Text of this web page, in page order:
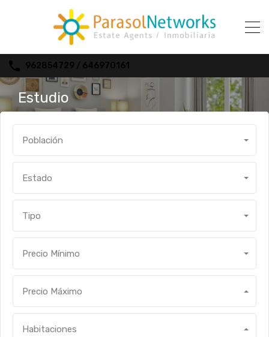
962854729 / 646970161
Estudio
Población
Estado
Tipo
Precio Mínimo
Precio Máximo
Habitaciones